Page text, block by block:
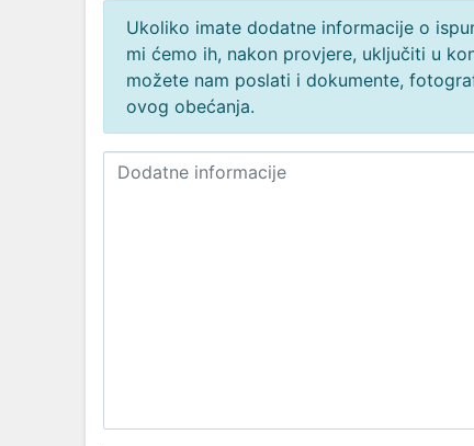
Ukoliko imate dodatne informacije o
mi ćemo ih, nakon provjere, uključiti u
možete nam poslati i dokumente,
ovog obećanja.